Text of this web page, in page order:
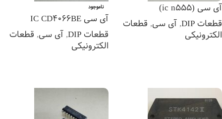
آی سی (ic n555)
قطعات DIP
,آی سی, قطعات
الکترونیکی
ناموجود
آی سی IC CD4066BE
قطعات DIP
,آی سی, قطعات
الکترونیکی